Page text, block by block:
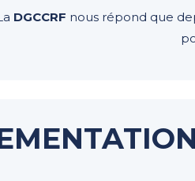
DGCCRF nous répond que